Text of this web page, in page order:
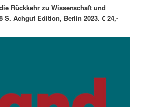
Rückkehr zu Wissenschaft und
S. Achgut Edition, Berlin 2023. € 24,-